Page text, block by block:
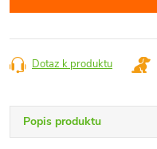
Dotaz k produktu
Popis produktu